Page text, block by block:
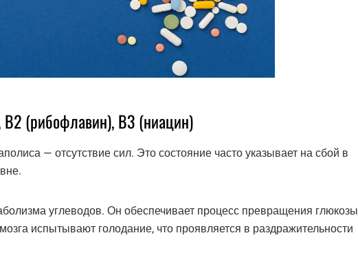
В2 (рибофлавин), В3 (ниацин)
— отсутствие сил. Это состояние часто указывает на сбой в
углеводов. Он обеспечивает процесс превращения глюкозы
испытывают голодание, что проявляется в раздражительности